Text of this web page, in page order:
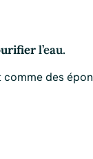
l’eau.
comme des